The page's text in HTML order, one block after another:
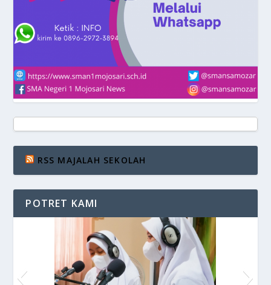
RSS MAJALAH SEKOLAH
POTRET KAMI